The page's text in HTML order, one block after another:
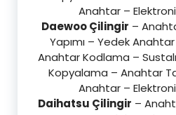
Anahtar –
Daewoo Çilingir –
Yapımı – Yedek
Anahtar Kodlama –
Kopyalama – Anahtar
Anahtar –
Daihatsu Çilingir –